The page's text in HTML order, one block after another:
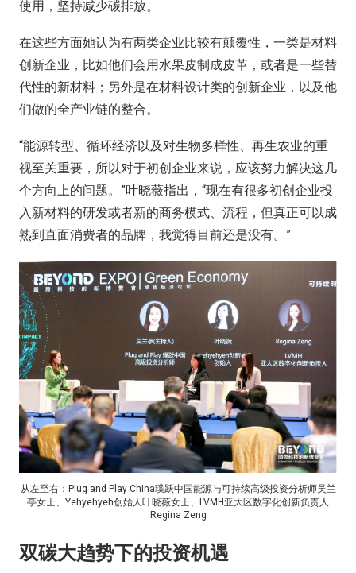
使用，坚持减少碳排放。
在这些方面她认为有两类企业比较有颠覆性，一类是材料
创新企业，比如他们会用水果皮制成皮革，或者是一些替
代性的新材料；另外是在材料设计类的创新企业，以及他
们做的全产业链的整合。
“能源转型、循环经济以及对生物多样性、再生农业的重
视至关重要，所以对于初创企业来说，应该努力解决这几
个方向上的问题。”叶晓薇指出，“现在有很多初创企业投
入新材料的研发或者新的商务模式、流程，但真正可以成
熟到直面消费者的品牌，我觉得目前还是没有。”
从左至右：Plug and Play China璞跃中国能源与可持续高级投资分析师吴兰
亭女士、Yehyehyeh创始人叶晓薇女士、LVMH亚大区数字化创新负责人
Regina Zeng
双碳大趋势下的投资机遇